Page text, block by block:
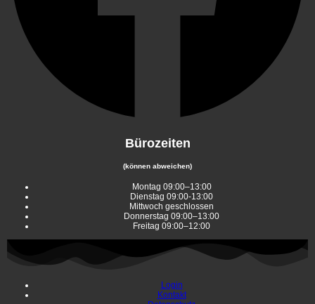
Bürozeiten
(können abweichen)
Montag 09:00–13:00
Dienstag 09:00-13:00
Mittwoch geschlossen
Donnerstag 09:00–13:00
Freitag 09:00–12:00
Login
Kontakt